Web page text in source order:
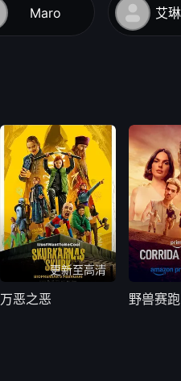
Maro
更新至高清
万恶之恶 野兽赛跑